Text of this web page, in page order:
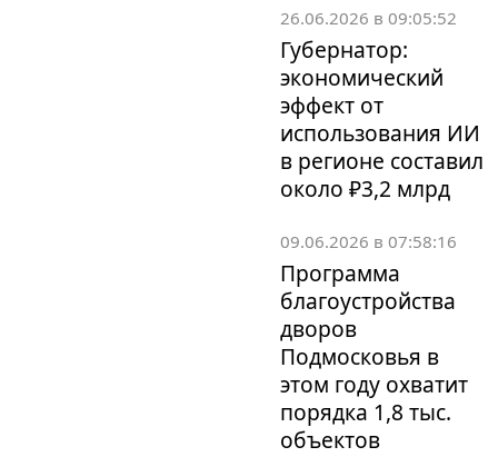
26.06.2026 в 09:05:52
Губернатор:
экономический
эффект от
использования ИИ
в регионе составил
около ₽3,2 млрд
09.06.2026 в 07:58:16
Программа
благоустройства
дворов
Подмосковья в
этом году охватит
порядка 1,8 тыс.
объектов